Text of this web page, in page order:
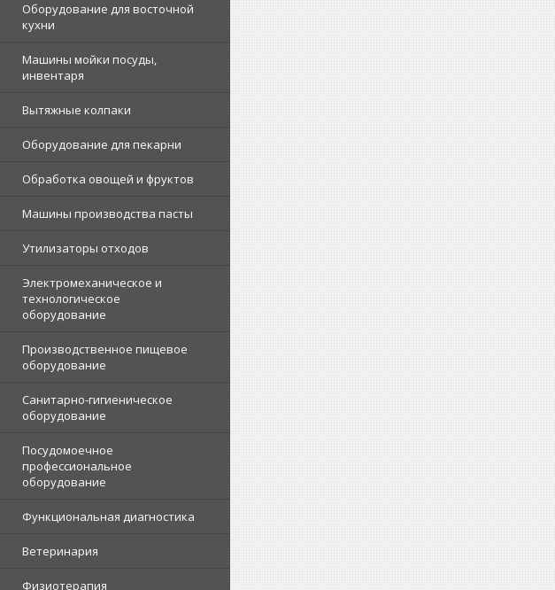
Оборудование для восточной
кухни
Машины мойки посуды,
инвентаря
Вытяжные колпаки
Оборудование для пекарни
Обработка овощей и фруктов
Машины производства пасты
Утилизаторы отходов
Электромеханическое и
технологическое
оборудование
Производственное пищевое
оборудование
Санитарно-гигиеническое
оборудование
Посудомоечное
профессиональное
оборудование
Функциональная диагностика
Ветеринария
Физиотерапия